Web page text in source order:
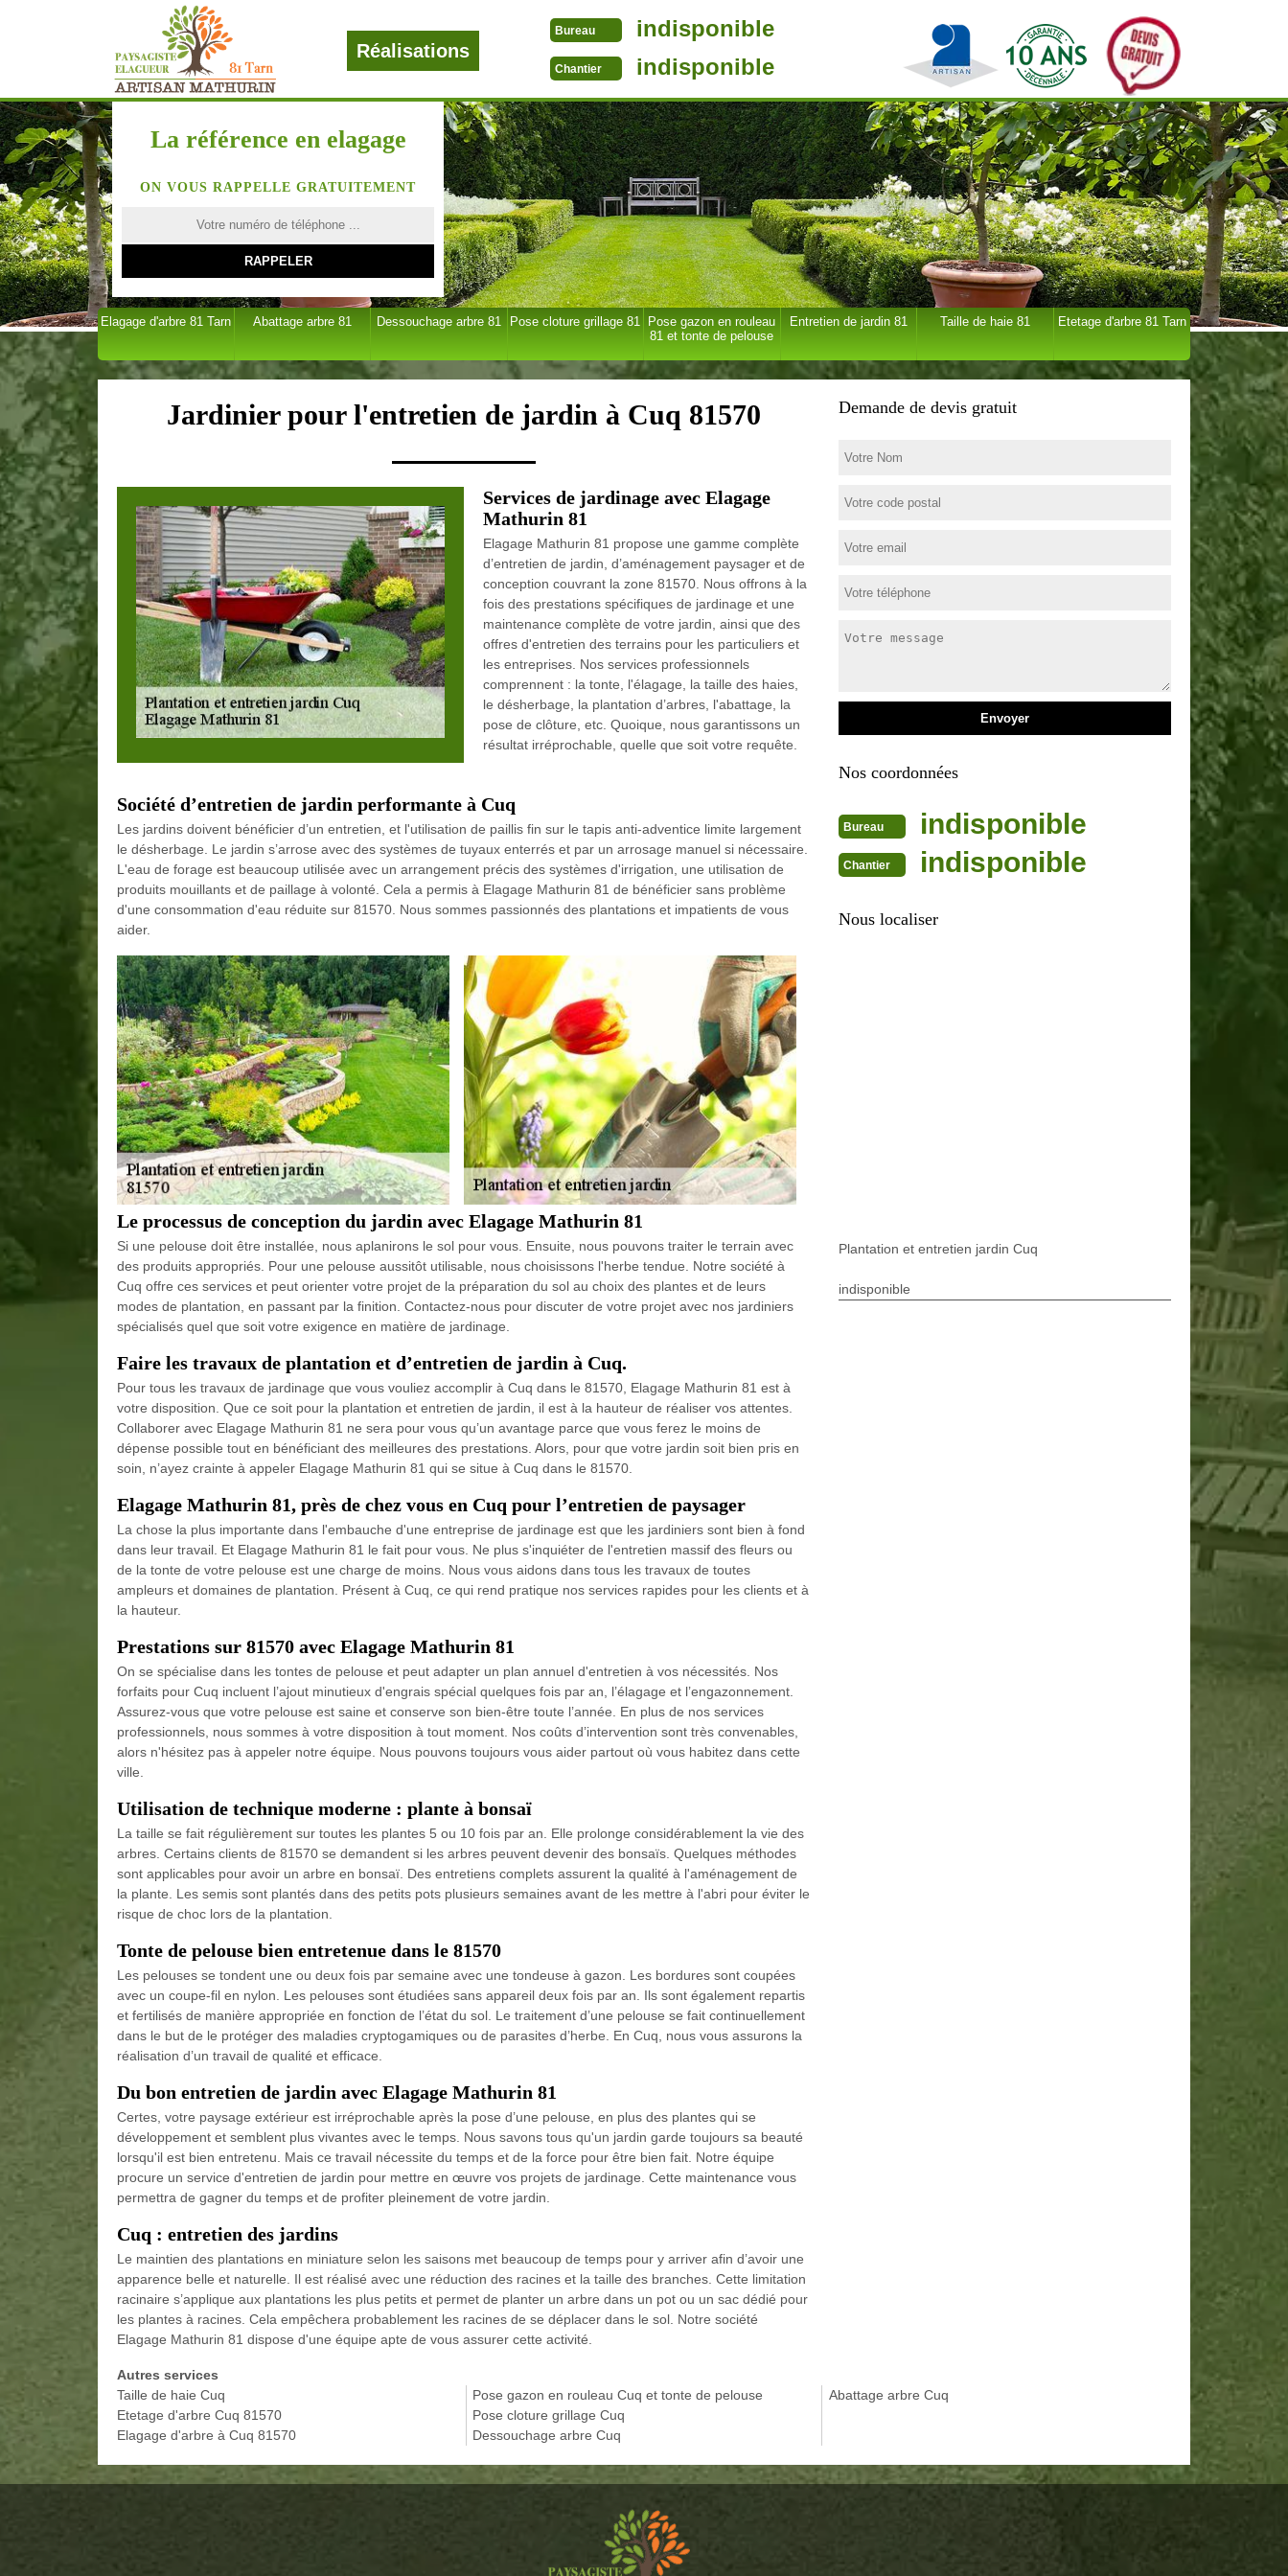
Réalisations
Bureau indisponible
Chantier indisponible
La référence en elagage
ON VOUS RAPPELLE GRATUITEMENT
Elagage d'arbre 81 Tarn Abattage arbre 81 Dessouchage arbre 81 Pose cloture grillage 81
Pose gazon en rouleau
81 et tonte de pelouse
Entretien de jardin 81 Taille de haie 81 Etetage d'arbre 81 Tarn
Jardinier pour l'entretien de jardin à Cuq 81570
Services de jardinage avec Elagage
Mathurin 81
Elagage Mathurin 81 propose une gamme complète
d’entretien de jardin, d’aménagement paysager et de
conception couvrant la zone 81570. Nous offrons à la
fois des prestations spécifiques de jardinage et une
maintenance complète de votre jardin, ainsi que des
offres d'entretien des terrains pour les particuliers et
les entreprises. Nos services professionnels
comprennent : la tonte, l'élagage, la taille des haies,
le désherbage, la plantation d’arbres, l'abattage, la
pose de clôture, etc. Quoique, nous garantissons un
résultat irréprochable, quelle que soit votre requête.
Société d’entretien de jardin performante à Cuq
Les jardins doivent bénéficier d’un entretien, et l'utilisation de paillis fin sur le tapis anti-adventice limite largement
le désherbage. Le jardin s’arrose avec des systèmes de tuyaux enterrés et par un arrosage manuel si nécessaire.
L'eau de forage est beaucoup utilisée avec un arrangement précis des systèmes d'irrigation, une utilisation de
produits mouillants et de paillage à volonté. Cela a permis à Elagage Mathurin 81 de bénéficier sans problème
d'une consommation d'eau réduite sur 81570. Nous sommes passionnés des plantations et impatients de vous
aider.
Le processus de conception du jardin avec Elagage Mathurin 81
Si une pelouse doit être installée, nous aplanirons le sol pour vous. Ensuite, nous pouvons traiter le terrain avec
des produits appropriés. Pour une pelouse aussitôt utilisable, nous choisissons l'herbe tendue. Notre société à
Cuq offre ces services et peut orienter votre projet de la préparation du sol au choix des plantes et de leurs
modes de plantation, en passant par la finition. Contactez-nous pour discuter de votre projet avec nos jardiniers
spécialisés quel que soit votre exigence en matière de jardinage.
Faire les travaux de plantation et d’entretien de jardin à Cuq.
Pour tous les travaux de jardinage que vous vouliez accomplir à Cuq dans le 81570, Elagage Mathurin 81 est à
votre disposition. Que ce soit pour la plantation et entretien de jardin, il est à la hauteur de réaliser vos attentes.
Collaborer avec Elagage Mathurin 81 ne sera pour vous qu’un avantage parce que vous ferez le moins de
dépense possible tout en bénéficiant des meilleures des prestations. Alors, pour que votre jardin soit bien pris en
soin, n’ayez crainte à appeler Elagage Mathurin 81 qui se situe à Cuq dans le 81570.
Elagage Mathurin 81, près de chez vous en Cuq pour l’entretien de paysager
La chose la plus importante dans l'embauche d'une entreprise de jardinage est que les jardiniers sont bien à fond
dans leur travail. Et Elagage Mathurin 81 le fait pour vous. Ne plus s'inquiéter de l'entretien massif des fleurs ou
de la tonte de votre pelouse est une charge de moins. Nous vous aidons dans tous les travaux de toutes
ampleurs et domaines de plantation. Présent à Cuq, ce qui rend pratique nos services rapides pour les clients et à
la hauteur.
Prestations sur 81570 avec Elagage Mathurin 81
On se spécialise dans les tontes de pelouse et peut adapter un plan annuel d'entretien à vos nécessités. Nos
forfaits pour Cuq incluent l’ajout minutieux d'engrais spécial quelques fois par an, l’élagage et l’engazonnement.
Assurez-vous que votre pelouse est saine et conserve son bien-être toute l’année. En plus de nos services
professionnels, nous sommes à votre disposition à tout moment. Nos coûts d’intervention sont très convenables,
alors n'hésitez pas à appeler notre équipe. Nous pouvons toujours vous aider partout où vous habitez dans cette
ville.
Utilisation de technique moderne : plante à bonsaï
La taille se fait régulièrement sur toutes les plantes 5 ou 10 fois par an. Elle prolonge considérablement la vie des
arbres. Certains clients de 81570 se demandent si les arbres peuvent devenir des bonsaïs. Quelques méthodes
sont applicables pour avoir un arbre en bonsaï. Des entretiens complets assurent la qualité à l'aménagement de
la plante. Les semis sont plantés dans des petits pots plusieurs semaines avant de les mettre à l'abri pour éviter le
risque de choc lors de la plantation.
Tonte de pelouse bien entretenue dans le 81570
Les pelouses se tondent une ou deux fois par semaine avec une tondeuse à gazon. Les bordures sont coupées
avec un coupe-fil en nylon. Les pelouses sont étudiées sans appareil deux fois par an. Ils sont également repartis
et fertilisés de manière appropriée en fonction de l’état du sol. Le traitement d’une pelouse se fait continuellement
dans le but de le protéger des maladies cryptogamiques ou de parasites d’herbe. En Cuq, nous vous assurons la
réalisation d’un travail de qualité et efficace.
Du bon entretien de jardin avec Elagage Mathurin 81
Certes, votre paysage extérieur est irréprochable après la pose d’une pelouse, en plus des plantes qui se
développement et semblent plus vivantes avec le temps. Nous savons tous qu'un jardin garde toujours sa beauté
lorsqu'il est bien entretenu. Mais ce travail nécessite du temps et de la force pour être bien fait. Notre équipe
procure un service d'entretien de jardin pour mettre en œuvre vos projets de jardinage. Cette maintenance vous
permettra de gagner du temps et de profiter pleinement de votre jardin.
Cuq : entretien des jardins
Le maintien des plantations en miniature selon les saisons met beaucoup de temps pour y arriver afin d’avoir une
apparence belle et naturelle. Il est réalisé avec une réduction des racines et la taille des branches. Cette limitation
racinaire s’applique aux plantations les plus petits et permet de planter un arbre dans un pot ou un sac dédié pour
les plantes à racines. Cela empêchera probablement les racines de se déplacer dans le sol. Notre société
Elagage Mathurin 81 dispose d'une équipe apte de vous assurer cette activité.
Demande de devis gratuit
Nos coordonnées
Bureau indisponible
Chantier indisponible
Nous localiser
Plantation et entretien jardin Cuq
indisponible
Autres services
Taille de haie Cuq
Etetage d'arbre Cuq 81570
Elagage d'arbre à Cuq 81570
Pose gazon en rouleau Cuq et tonte de pelouse
Pose cloture grillage Cuq
Dessouchage arbre Cuq
Abattage arbre Cuq